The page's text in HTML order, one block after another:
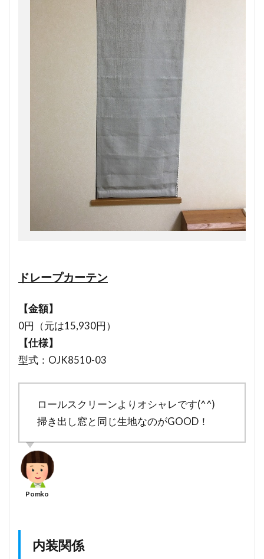
ドレープカーテン
【金額】
0円（元は15,930円）
【仕様】
型式：OJK8510-03
ロールスクリーンよりオシャレです(^^)
掃き出し窓と同じ生地なのがGOOD！
内装関係